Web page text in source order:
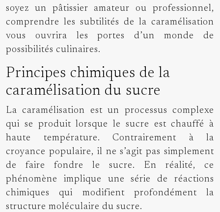
soyez un pâtissier amateur ou professionnel,
comprendre les subtilités de la caramélisation
vous ouvrira les portes d’un monde de
possibilités culinaires.
Principes chimiques de la
caramélisation du sucre
La caramélisation est un processus complexe
qui se produit lorsque le sucre est chauffé à
haute température. Contrairement à la
croyance populaire, il ne s’agit pas simplement
de faire fondre le sucre. En réalité, ce
phénomène implique une série de réactions
chimiques qui modifient profondément la
structure moléculaire du sucre.